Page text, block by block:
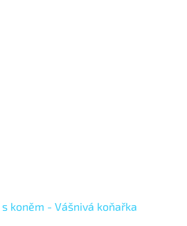
koněm - Vášnivá koňařka